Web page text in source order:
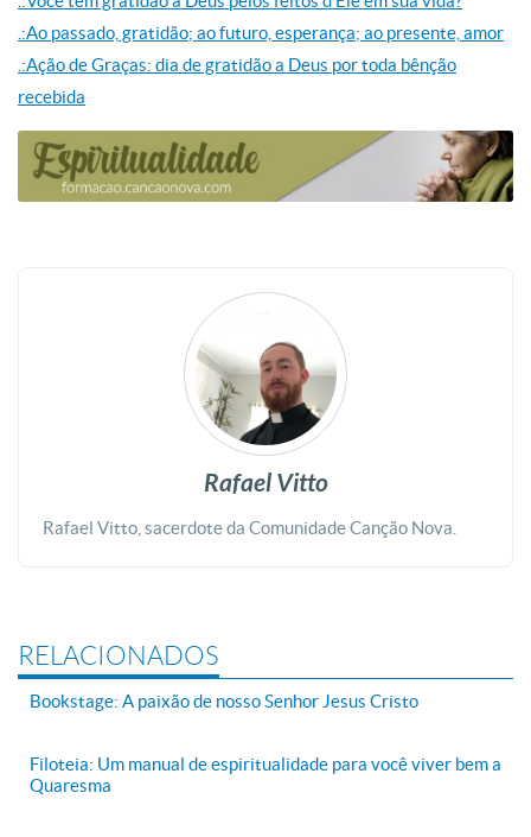
.:Ao passado, gratidão; ao futuro, esperança; ao presente, amor
.:Ação de Graças: dia de gratidão a Deus por toda bênção
recebida
Rafael Vitto
Rafael Vitto, sacerdote da Comunidade Canção Nova.
RELACIONADOS
Bookstage: A paixão de nosso Senhor Jesus Cristo
Filoteia: Um manual de espiritualidade para você viver bem a
Quaresma